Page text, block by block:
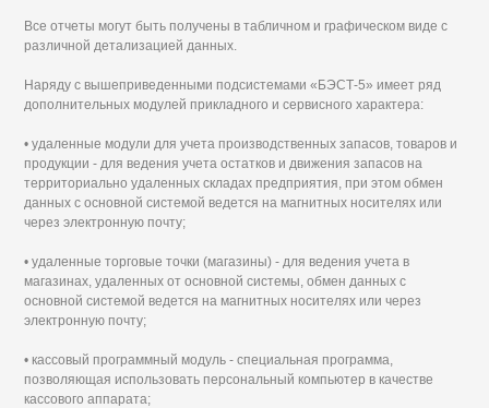
Все отчеты могут быть получены в табличном и графическом виде с
различной детализацией данных.
Наряду с вышеприведенными подсистемами «БЭСТ-5» имеет ряд
дополнительных модулей прикладного и сервисного характера:
• удаленные модули для учета производственных запасов, товаров и
продукции - для ведения учета остатков и движения запасов на
территориально удаленных складах предприятия, при этом обмен
данных с основной системой ведется на магнитных носителях или
через электронную почту;
• удаленные торговые точки (магазины) - для ведения учета в
магазинах, удаленных от основной системы, обмен данных с
основной системой ведется на магнитных носителях или через
электронную почту;
• кассовый программный модуль - специальная программа,
позволяющая использовать персональный компьютер в качестве
кассового аппарата;